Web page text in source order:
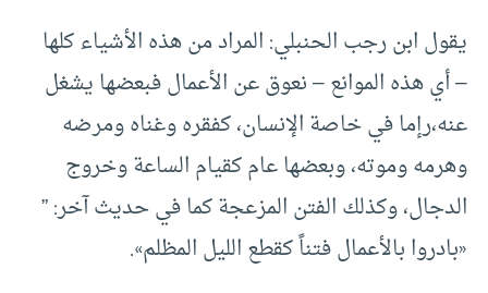
يقول ابن رجب الحنبلي: المراد من هذه الأشياء كلها
– أي هذه الموانع – نعوق عن الأعمال فبعضها يشغل
عنه،رإما في خاصة الإنسان، كفقره وغناه ومرضه
وهرمه وموته، وبعضها عام كقيام الساعة وخروج
الدجال، وكذلك الفتن المزعجة كما في حديث آخر: ”
«بادروا بالأعمال فتناً كقطع الليل المظلم».